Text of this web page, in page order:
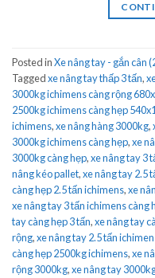
Posted inXe nâng tay - gắn cân
Taggedxe nâng tay thấp 3 tấn,
3000kg ichimens càng rộng
2500kg ichimens càng hẹp
ichimens,xe nâng hàng 3000kg,
3000kg ichimens càng hẹp,xe
3000kg càng hẹp,xe nâng tay 3
nâng kéo pallet,xe nâng tay 2.5
càng hẹp 2.5 tấn ichimens,xe
xe nâng tay 3 tấn ichimens càng
tay càng hẹp 3 tấn,xe nâng tay
rộng,xe nâng tay 2.5 tấn
càng hẹp 2500kg ichimens,xe
rộng 3000kg,xe nâng tay